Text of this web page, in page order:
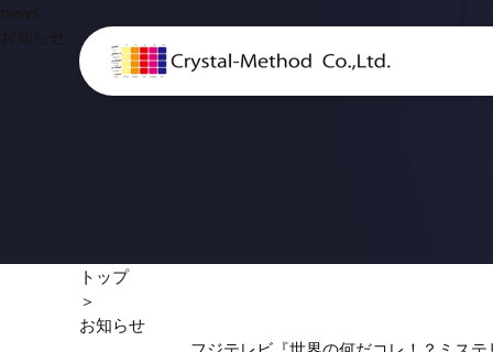
news
お知らせ
トップ
＞
お知らせ